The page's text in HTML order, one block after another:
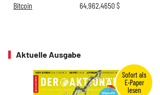
Bitcoin 64.962,4650$
Aktuelle Ausgabe